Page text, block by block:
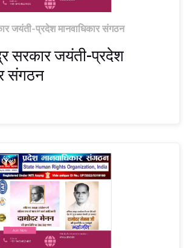
जयंती-प्रदेश मानवाधिकार संगठन
सरकार जयंती-प्रदेश
संगठन